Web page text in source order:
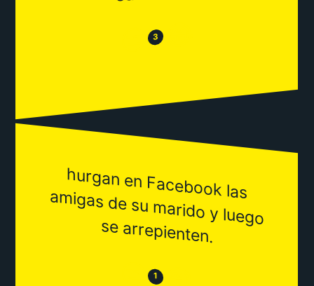
😒 3 😂
hurgan en Facebook las
am
igas de su m
arido y luego
se arrepienten.
😒 1